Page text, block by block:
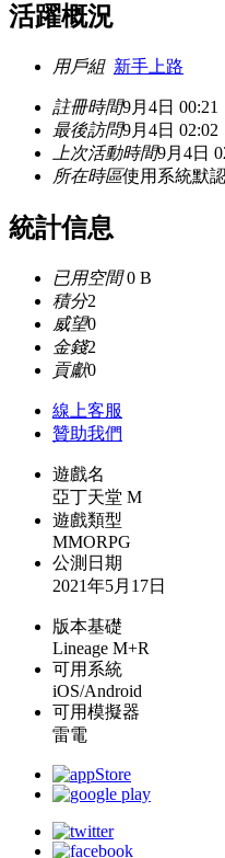
活躍概況
用戶組 新手上路
註冊時間9月4日 00:21
最後訪問9月4日 02:02
上次活動時間9月4日
所在時區使用系統默
統計信息
已用空間0 B
積分2
威望0
金錢2
貢獻0
線上客服
贊助我們
遊戲名
亞丁天堂 M
遊戲類型
MMORPG
公測日期
2021年5月17日
版本基礎
Lineage M+R
可用系統
iOS/Android
可用模擬器
雷電